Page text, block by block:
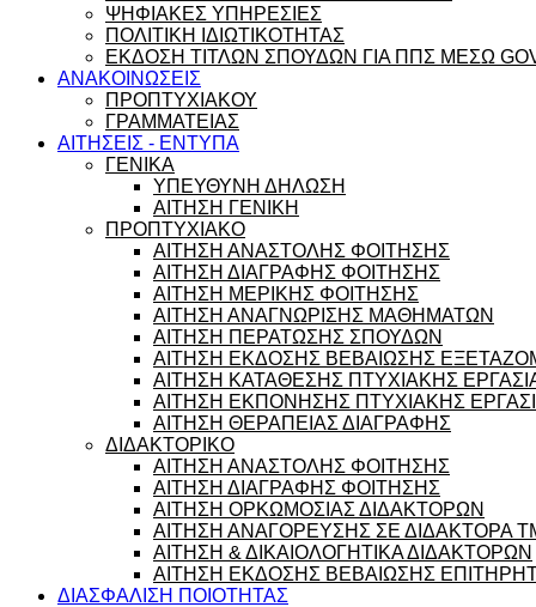
ΨΗΦΙΑΚΕΣ ΥΠΗΡΕΣΙΕΣ
ΠΟΛΙΤΙΚΗ ΙΔΙΩΤΙΚΟΤΗΤΑΣ
ΕΚΔΟΣΗ ΤΙΤΛΩΝ ΣΠΟΥΔΩΝ ΓΙΑ ΠΠΣ ΜΕΣΩ
ΑΝΑΚΟΙΝΩΣΕΙΣ
ΠΡΟΠΤΥΧΙΑΚΟΥ
ΓΡΑΜΜΑΤΕΙΑΣ
ΑΙΤΗΣΕΙΣ - ΕΝΤΥΠΑ
ΓΕΝΙΚΑ
ΥΠΕΥΘΥΝΗ ΔΗΛΩΣΗ
ΑΙΤΗΣΗ ΓΕΝΙΚΗ
ΠΡΟΠΤΥΧΙΑΚΟ
ΑΙΤΗΣΗ ΑΝΑΣΤΟΛΗΣ ΦΟΙΤΗΣΗΣ
ΑΙΤΗΣΗ ΔΙΑΓΡΑΦΗΣ ΦΟΙΤΗΣΗΣ
ΑΙΤΗΣΗ ΜΕΡΙΚΗΣ ΦΟΙΤΗΣΗΣ
ΑΙΤΗΣΗ ΑΝΑΓΝΩΡΙΣΗΣ ΜΑΘΗΜΑΤΩΝ
ΑΙΤΗΣΗ ΠΕΡΑΤΩΣΗΣ ΣΠΟΥΔΩΝ
ΑΙΤΗΣΗ ΕΚΔΟΣΗΣ ΒΕΒΑΙΩΣΗΣ
ΑΙΤΗΣΗ ΚΑΤΑΘΕΣΗΣ ΠΤΥΧΙΑΚΗΣ
ΑΙΤΗΣΗ ΕΚΠΟΝΗΣΗΣ ΠΤΥΧΙΑΚΗΣ
ΑΙΤΗΣΗ ΘΕΡΑΠΕΙΑΣ ΔΙΑΓΡΑΦΗΣ
ΔΙΔΑΚΤΟΡΙΚΟ
ΑΙΤΗΣΗ ΑΝΑΣΤΟΛΗΣ ΦΟΙΤΗΣΗΣ
ΑΙΤΗΣΗ ΔΙΑΓΡΑΦΗΣ ΦΟΙΤΗΣΗΣ
ΑΙΤΗΣΗ ΟΡΚΩΜΟΣΙΑΣ ΔΙΔΑΚΤΟΡΩΝ
ΑΙΤΗΣΗ ΑΝΑΓΟΡΕΥΣΗΣ ΣΕ ΔΙΔΑΚΤΟΡΑ
ΑΙΤΗΣΗ & ΔΙΚΑΙΟΛΟΓΗΤΙΚΑ ΔΙΔΑΚΤΟΡΩΝ
ΑΙΤΗΣΗ ΕΚΔΟΣΗΣ ΒΕΒΑΙΩΣΗΣ
ΔΙΑΣΦΑΛΙΣΗ ΠΟΙΟΤΗΤΑΣ